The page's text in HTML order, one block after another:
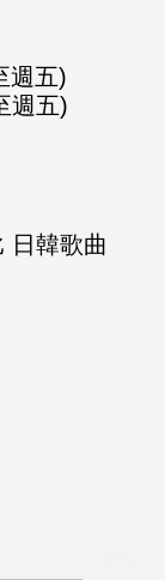
週五)
週五)
日韓歌曲